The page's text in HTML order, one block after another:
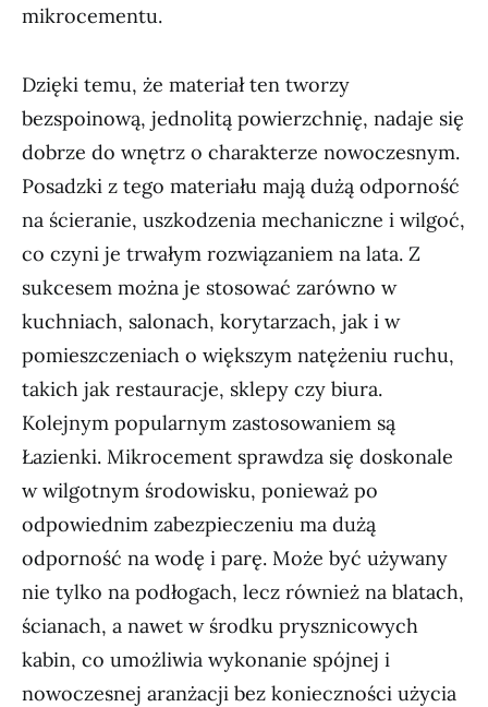
mikrocementu.
Dzięki temu, że materiał ten tworzy
bezspoinową, jednolitą powierzchnię, nadaje się
dobrze do wnętrz o charakterze nowoczesnym.
Posadzki z tego materiału mają dużą odporność
na ścieranie, uszkodzenia mechaniczne i wilgoć,
co czyni je trwałym rozwiązaniem na lata. Z
sukcesem można je stosować zarówno w
kuchniach, salonach, korytarzach, jak i w
pomieszczeniach o większym natężeniu ruchu,
takich jak restauracje, sklepy czy biura.
Kolejnym popularnym zastosowaniem są
Łazienki. Mikrocement sprawdza się doskonale
w wilgotnym środowisku, ponieważ po
odpowiednim zabezpieczeniu ma dużą
odporność na wodę i parę. Może być używany
nie tylko na podłogach, lecz również na blatach,
ścianach, a nawet w środku prysznicowych
kabin, co umożliwia wykonanie spójnej i
nowoczesnej aranżacji bez konieczności użycia